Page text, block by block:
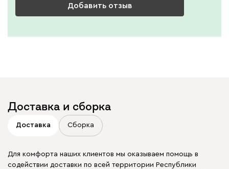
Добавить отзыв
Доставка и сборка
Доставка Сборка
Для комфорта наших клиентов мы оказываем помощь в
содействии доставки по всей территории Республики